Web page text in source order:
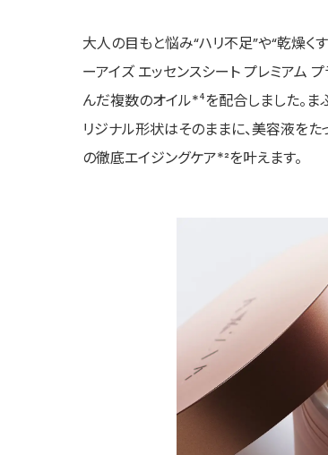
大人の目もと悩み“ハリ不足”や“乾燥く
ーアイズ エッセンスシート プレミアム プ
んだ複数のオイル*⁴を配合しました。
リジナル形状はそのままに、美容液を
の徹底エイジングケア*²を叶えます。